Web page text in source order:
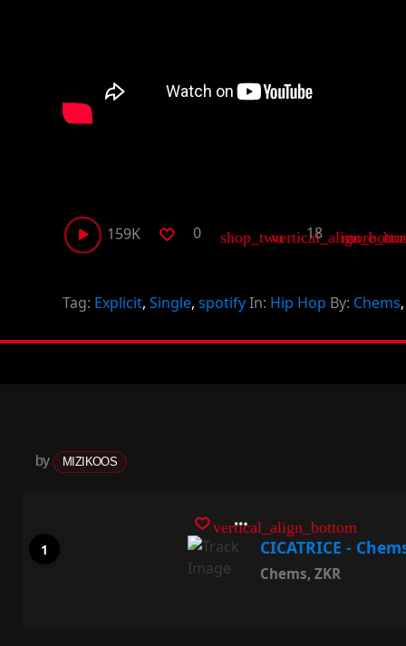
159K 0 shop_two 18
Tag: Explicit, Single, spotifyIn: Hip Hop By: Chems,
by MIZIKOOS
vertical_align_bottom
CICATRICE -
Chems, ZKR